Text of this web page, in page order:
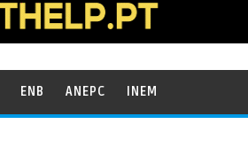
ENB ANEPC INEM